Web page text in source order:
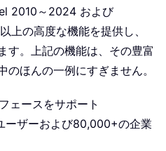
2010～2024 および
の高度な機能を提供し、
す。上記の機能は、その豊富
ほんの一例にすぎません。
ェースをサポート
ザーおよび80,000+の企業